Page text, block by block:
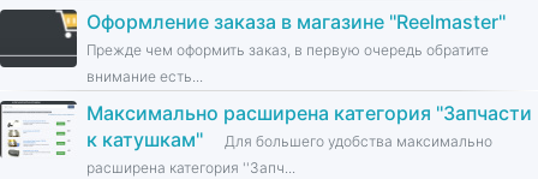
Оформление заказа в магазине ''Reelmaster''
Прежде чем оформить заказ, в первую очередь обратите
внимание есть...
Максимально расширена категория ''Запчасти
к катушкам''
Для большего удобства максимально
расширена категория ''Запч...